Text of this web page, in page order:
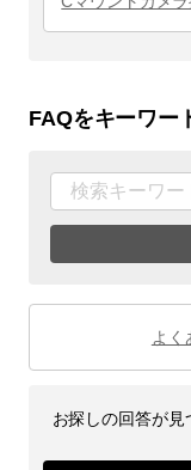
FAQをキーワー
よく
お探しの回答が